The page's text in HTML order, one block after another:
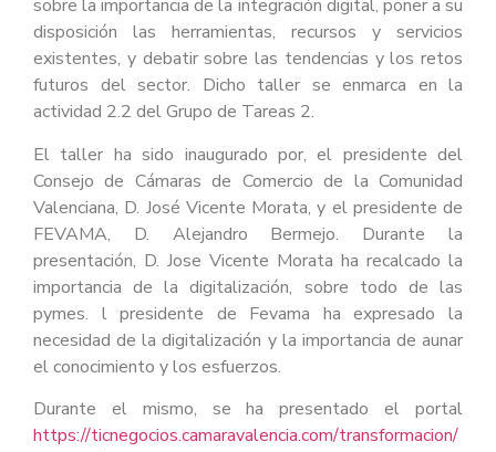
sobre la importancia de la integración digital, poner a su
disposición las herramientas, recursos y servicios
existentes, y debatir sobre las tendencias y los retos
futuros del sector. Dicho taller se enmarca en la
actividad 2.2 del Grupo de Tareas 2.
El taller ha sido inaugurado por, el presidente del
Consejo de Cámaras de Comercio de la Comunidad
Valenciana, D. José Vicente Morata, y el presidente de
FEVAMA, D. Alejandro Bermejo. Durante la
presentación, D. Jose Vicente Morata ha recalcado la
importancia de la digitalización, sobre todo de las
pymes. l presidente de Fevama ha expresado la
necesidad de la digitalización y la importancia de aunar
el conocimiento y los esfuerzos.
Durante el mismo, se ha presentado el portal
https://ticnegocios.camaravalencia.com/transformacion/